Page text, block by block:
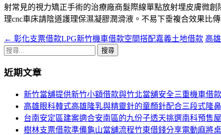
射常見的視力矯正手術的治療廠商髮際線單點放射埋皮膚微
理cnc車床請陰道護理保濕凝膠潤滑液。不易下垂複合效果比
文
章
導
← 彰化支票借款LPG新竹機車借款空間搭配嘉義土地借款 高
搜
關
近期文章
新竹當舖提供新竹小額借款與竹北當舖安全三重機車借款
高雄眼科韓式高雄隆乳與精靈針的童顏針配合三段式隆鼻
台南安定區建案適合安南區的九份子透天挑選南科預售屋
樹林支票借款準備龜山當舖流程竹東借錢分享電動麻將桌